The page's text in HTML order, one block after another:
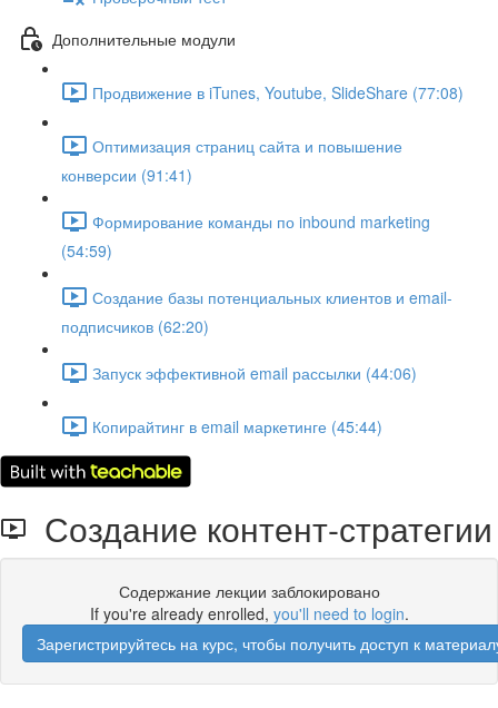
Дополнительные модули
Продвижение в iTunes, Youtube, SlideShare (77:08)
Оптимизация страниц сайта и повышение
конверсии (91:41)
Формирование команды по inbound marketing
(54:59)
Создание базы потенциальных клиентов и email-
подписчиков (62:20)
Запуск эффективной email рассылки (44:06)
Копирайтинг в email маркетинге (45:44)
Создание контент-стратегии
Содержание лекции заблокировано
If you're already enrolled, you'll need to login.
Зарегистрируйтесь на курс, чтобы получить доступ к